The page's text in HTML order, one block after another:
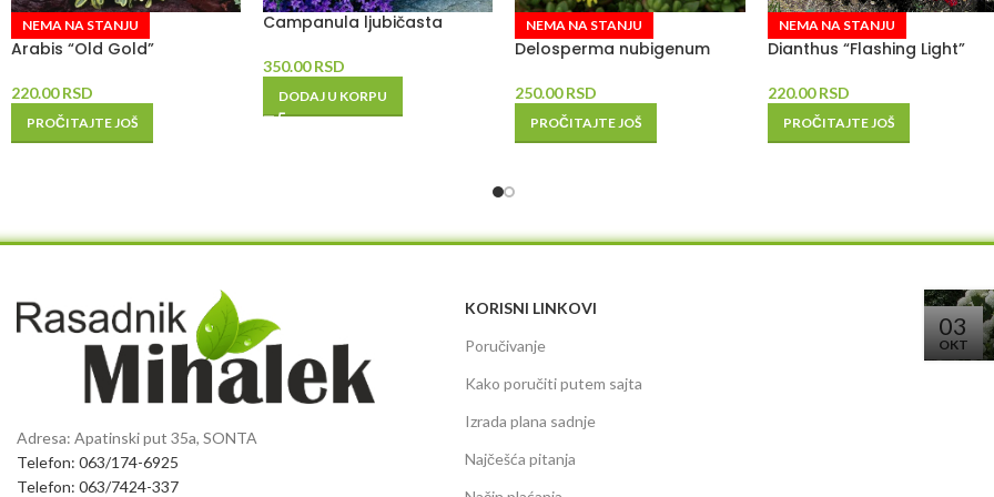
NEMA NA STANJU
Arabis “Old Gold”
220.00RSD
PROČITAJTE JOŠ
Campanula ljubičasta
350.00RSD
DODAJ U KORPU
NEMA NA STANJU
Delosperma nubigenum
250.00RSD
PROČITAJTE JOŠ
NEMA NA STANJU
Dianthus “Flashing Light”
220.00RSD
PROČITAJTE JOŠ
Adresa: Apatinski put 35a, SONTA
Telefon: 063/174-6925
Telefon: 063/7424-337
KORISNI LINKOVI
Poručivanje
Kako poručiti putem sajta
Izrada plana sadnje
Najčešća pitanja
03
OKT